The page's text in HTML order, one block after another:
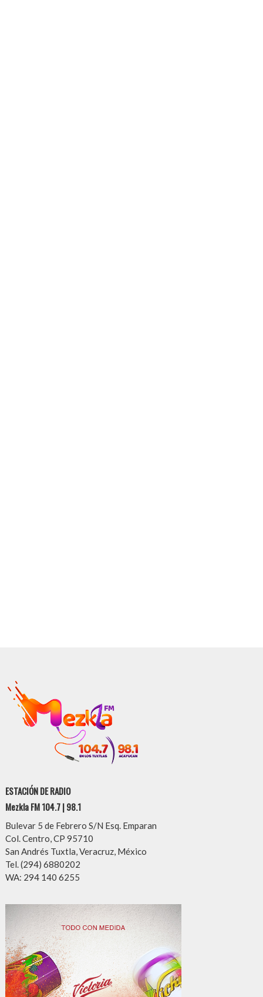
ESTACIÓN DE RADIO
Mezkla FM 104.7 | 98.1
Bulevar 5 de Febrero S/N Esq. Emparan
Col. Centro, CP 95710
San Andrés Tuxtla, Veracruz, México
Tel. (294) 6880202
WA: 294 140 6255